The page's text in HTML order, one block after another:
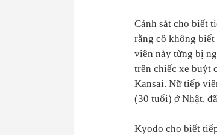
Cảnh sát cho biết
rằng cô không biết
viên này từng bị
trên chiếc xe buýt
Kansai. Nữ tiếp
(30 tuổi) ở Nhật,
Kyodo cho biết